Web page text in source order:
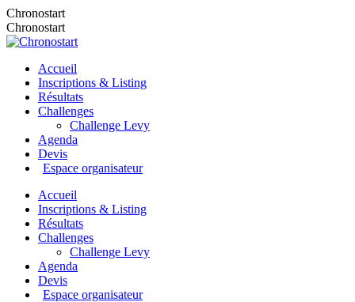
Chronostart
Chronostart
Accueil
Inscriptions & Listing
Résultats
Challenges
Challenge Levy
Agenda
Devis
Espace organisateur
Accueil
Inscriptions & Listing
Résultats
Challenges
Challenge Levy
Agenda
Devis
Espace organisateur